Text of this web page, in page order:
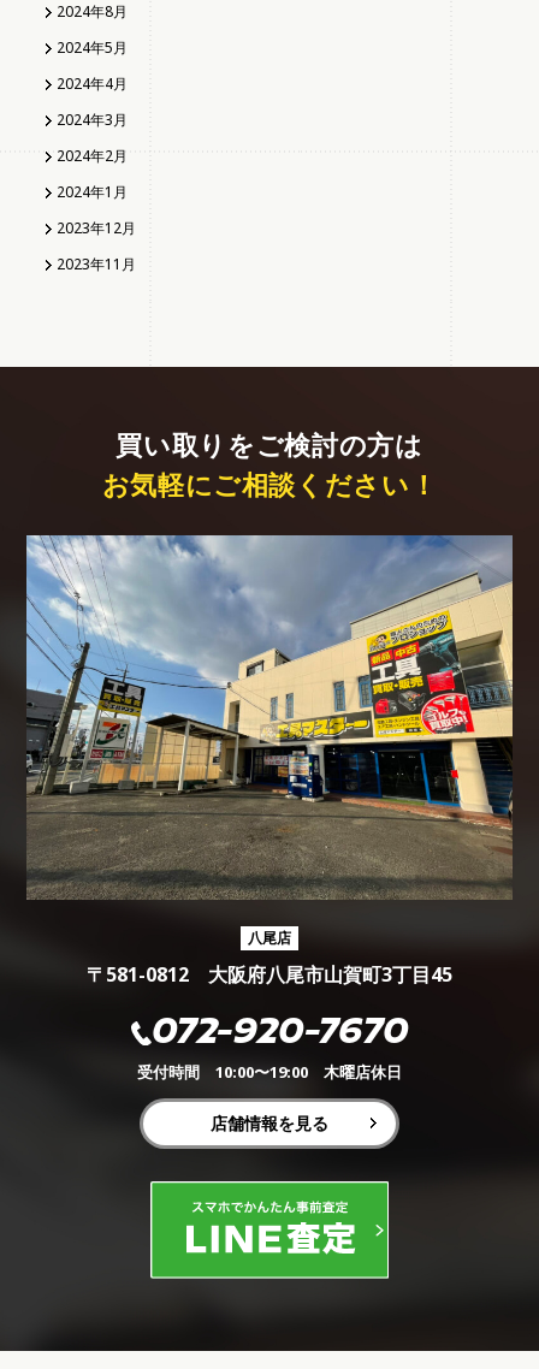
2024年8月
2024年5月
2024年4月
2024年3月
2024年2月
2024年1月
2023年12月
2023年11月
買い取りをご検討の方は
お気軽にご相談ください！
八尾店
〒581-0812 大阪府八尾市山賀町3丁目45
072-920-7670
受付時間 10:00〜19:00 木曜店休日
店舗情報を見る